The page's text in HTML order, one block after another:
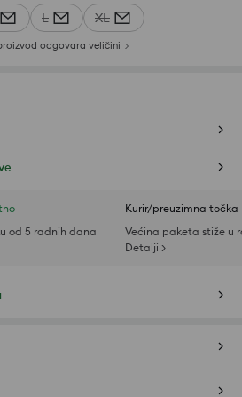
L XL
odgovara veličini
od 5 radnih dana
Kurir/preuzimna točka
Većina paketa stiže u
Detalji >